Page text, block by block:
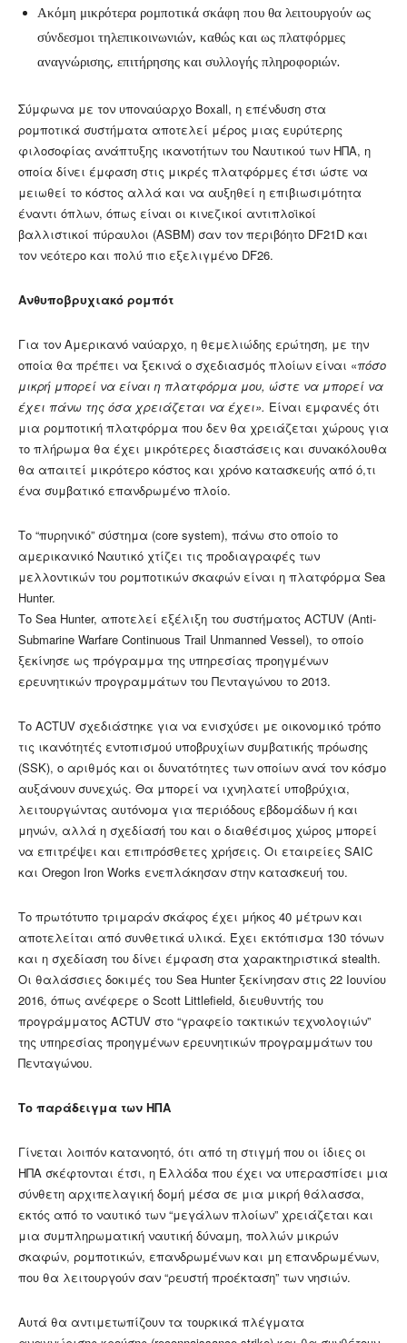
Ακόμη μικρότερα ρομποτικά σκάφη που θα λειτουργούν ως
σύνδεσμοι τηλεπικοινωνιών, καθώς και ως πλατφόρμες
αναγνώρισης, επιτήρησης και συλλογής πληροφοριών.
Σύμφωνα με τον υποναύαρχο Boxall, η επένδυση στα
ρομποτικά συστήματα αποτελεί μέρος μιας ευρύτερης
φιλοσοφίας ανάπτυξης ικανοτήτων του Ναυτικού των ΗΠΑ, η
οποία δίνει έμφαση στις μικρές πλατφόρμες έτσι ώστε να
μειωθεί το κόστος αλλά και να αυξηθεί η επιβιωσιμότητα
έναντι όπλων, όπως είναι οι κινεζικοί αντιπλοϊκοί
βαλλιστικοί πύραυλοι (ASBM) σαν τον περιβόητο DF21D και
τον νεότερο και πολύ πιο εξελιγμένο DF26.
Ανθυποβρυχιακό ρομπότ
Για τον Αμερικανό ναύαρχο, η θεμελιώδης ερώτηση, με την
οποία θα πρέπει να ξεκινά ο σχεδιασμός πλοίων είναι «πόσο
μικρή μπορεί να είναι η πλατφόρμα μου, ώστε να μπορεί να
έχει πάνω της όσα χρειάζεται να έχει». Είναι εμφανές ότι
μια ρομποτική πλατφόρμα που δεν θα χρειάζεται χώρους για
το πλήρωμα θα έχει μικρότερες διαστάσεις και συνακόλουθα
θα απαιτεί μικρότερο κόστος και χρόνο κατασκευής από ό,τι
ένα συμβατικό επανδρωμένο πλοίο.
Το “πυρηνικό” σύστημα (core system), πάνω στο οποίο το
αμερικανικό Ναυτικό χτίζει τις προδιαγραφές των
μελλοντικών του ρομποτικών σκαφών είναι η πλατφόρμα Sea
Hunter.
Το Sea Hunter, αποτελεί εξέλιξη του συστήματος ACTUV (Anti-
Submarine Warfare Continuous Trail Unmanned Vessel), το οποίο
ξεκίνησε ως πρόγραμμα της υπηρεσίας προηγμένων
ερευνητικών προγραμμάτων του Πενταγώνου το 2013.
Το ACTUV σχεδιάστηκε για να ενισχύσει με οικονομικό τρόπο
τις ικανότητές εντοπισμού υποβρυχίων συμβατικής πρόωσης
(SSK), ο αριθμός και οι δυνατότητες των οποίων ανά τον κόσμο
αυξάνουν συνεχώς. Θα μπορεί να ιχνηλατεί υποβρύχια,
λειτουργώντας αυτόνομα για περιόδους εβδομάδων ή και
μηνών, αλλά η σχεδίασή του και ο διαθέσιμος χώρος μπορεί
να επιτρέψει και επιπρόσθετες χρήσεις. Οι εταιρείες SAIC
και Oregon Iron Works ενεπλάκησαν στην κατασκευή του.
Το πρωτότυπο τριμαράν σκάφος έχει μήκος 40 μέτρων και
αποτελείται από συνθετικά υλικά. Έχει εκτόπισμα 130 τόνων
και η σχεδίαση του δίνει έμφαση στα χαρακτηριστικά stealth.
Οι θαλάσσιες δοκιμές του Sea Hunter ξεκίνησαν στις 22 Ιουνίου
2016, όπως ανέφερε o Scott Littlefield, διευθυντής του
προγράμματος ACTUV στο “γραφείο τακτικών τεχνολογιών”
της υπηρεσίας προηγμένων ερευνητικών προγραμμάτων του
Πενταγώνου.
Το παράδειγμα των ΗΠΑ
Γίνεται λοιπόν κατανοητό, ότι από τη στιγμή που οι ίδιες οι
ΗΠΑ σκέφτονται έτσι, η Ελλάδα που έχει να υπερασπίσει μια
σύνθετη αρχιπελαγική δομή μέσα σε μια μικρή θάλασσα,
εκτός από το ναυτικό των “μεγάλων πλοίων” χρειάζεται και
μια συμπληρωματική ναυτική δύναμη, πολλών μικρών
σκαφών, ρομποτικών, επανδρωμένων και μη επανδρωμένων,
που θα λειτουργούν σαν “ρευστή προέκταση” των νησιών.
Αυτά θα αντιμετωπίζουν τα τουρκικά πλέγματα